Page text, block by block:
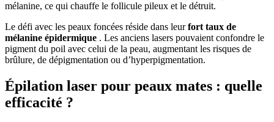
mélanine, ce qui chauffe le follicule pileux et le détruit.
Le défi avec les peaux foncées réside dans leurfort taux de
mélanine épidermique . Les anciens lasers pouvaient confondre le
pigment du poil avec celui de la peau, augmentant les risques de
brûlure, de dépigmentation ou d’hyperpigmentation.
Épilation laser pour peaux mates : quelle
efficacité ?